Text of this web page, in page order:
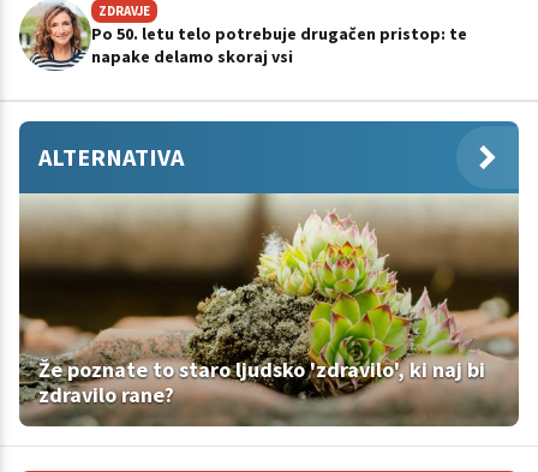
ZDRAVJE
Po 50. letu telo potrebuje drugačen pristop: te
napake delamo skoraj vsi
ALTERNATIVA
Že poznate to staro ljudsko 'zdravilo', ki naj bi
zdravilo rane?